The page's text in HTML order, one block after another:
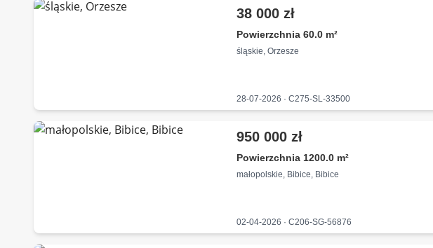
38 000 zł
Powierzchnia 60.0 m²
śląskie, Orzesze
28-07-2026 · C275-SL-33500
950 000 zł
Powierzchnia 1200.0 m²
małopolskie, Bibice, Bibice
02-04-2026 · C206-SG-56876